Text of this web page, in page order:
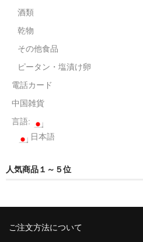
酒類
乾物
その他食品
ピータン・塩漬け卵
電話カード
中国雑貨
言語:
日本語
人気商品１～５位
ご注文方法について